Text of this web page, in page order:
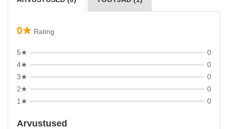
0★ Rating
5★
0
4★
0
3★
0
2★
0
1★
0
Arvustused